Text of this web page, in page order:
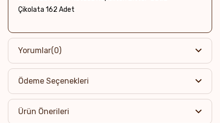
Çikolata 162 Adet
Net Ağırlık & Adet
~891g / 162 Adet
Kutu Boyutları
36 x 23.5 x 4 cm
Alerjen Uyarısı
Yorumlar(0)
Ödeme Seçenekleri
Ürün Önerileri